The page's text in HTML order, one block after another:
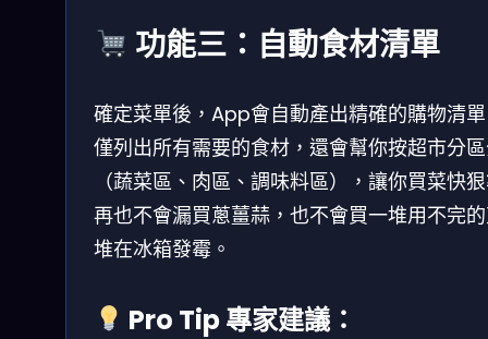
功能三：自動食材清單
確定菜單後，App會自動產出精確的購物清
僅列出所有需要的食材，還會幫你按超市分
（蔬菜區、肉區、調味料區），讓你買菜快
再也不會漏買蔥薑蒜，也不會買一堆用不完
堆在冰箱發霉。
Pro Tip 專家建議：